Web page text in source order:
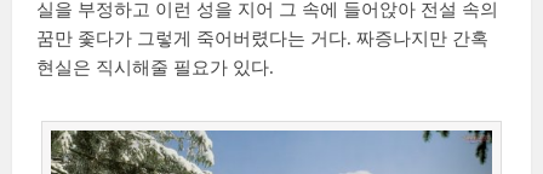
실을 부정하고 이런 성을 지어 그 속에 들어앉아 전설 속의
꿈만 좇다가 그렇게 죽어버렸다는 거다. 짜증나지만 간혹
현실은 직시해줄 필요가 있다.